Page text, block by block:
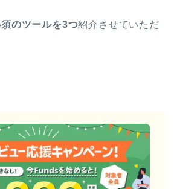
須のツールを3つ紹介させていただ